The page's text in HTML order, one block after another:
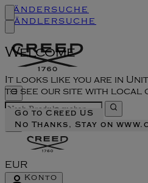
Welcome
It looks like you are in
to see our site with local
Go to Creed US
No Thanks, Stay on
Ländersuche
Händlersuche
EUR
Konto